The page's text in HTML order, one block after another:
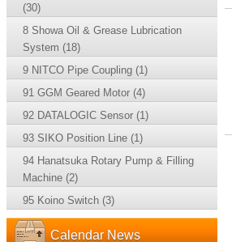
(30)
8 Showa Oil & Grease Lubrication
System (18)
9 NITCO Pipe Coupling (1)
91 GGM Geared Motor (4)
92 DATALOGIC Sensor (1)
93 SIKO Position Line (1)
94 Hanatsuka Rotary Pump & Filling
Machine (2)
95 Koino Switch (3)
Calendar News